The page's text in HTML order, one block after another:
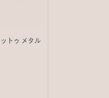
トゥ メタル